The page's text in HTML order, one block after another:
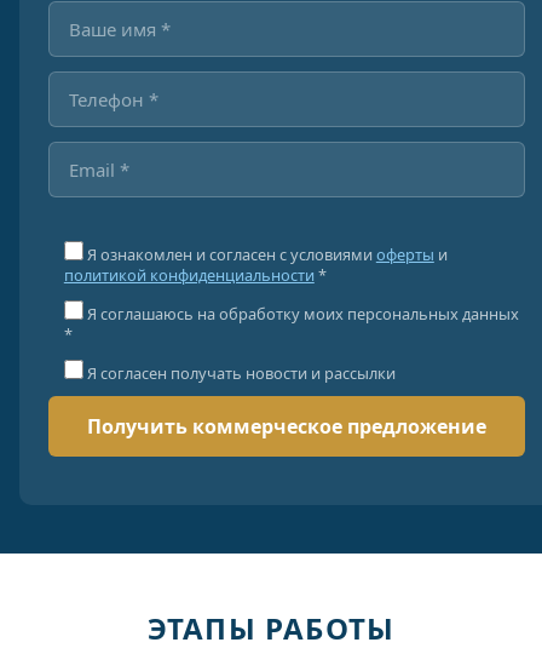
Я ознакомлен и согласен с условиями оферты и
политикой конфиденциальности *
Я соглашаюсь на обработку моих персональных данных
*
Я согласен получать новости и рассылки
ЭТАПЫ РАБОТЫ